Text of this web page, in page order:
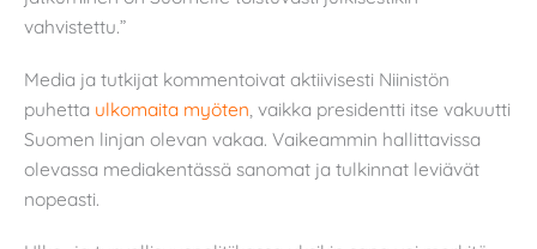
vahvistettu.”
Media ja tutkijat kommentoivat aktiivisesti Niinistön
puhetta ulkomaita myöten , vaikka presidentti itse vakuutti
Suomen linjan olevan vakaa. Vaikeammin hallittavissa
olevassa mediakentässä sanomat ja tulkinnat leviävät
nopeasti.